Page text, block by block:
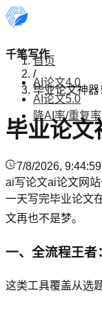
千笔写作
AI论文4.0
AI论文5.0
降AI率/重复率
首页
/
毕业论文神
毕业论文
7/8/2026,
ai写论文ai论文网站
一天写完毕业论文
文再也不是梦。
一、全流程王者
这类工具覆盖从选